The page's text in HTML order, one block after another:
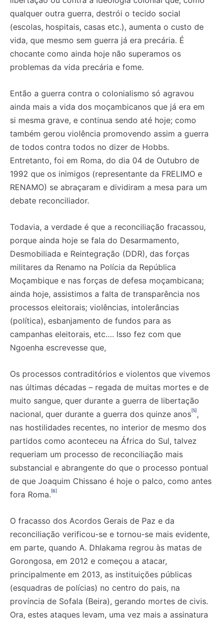
qualquer outra guerra, destrói o tecido social
(escolas, hospitais, casas etc.), aumenta o custo de
vida, que mesmo sem guerra já era precária. É
chocante como ainda hoje não superamos os
problemas da vida precária e fome.
Então a guerra contra o colonialismo só agravou
ainda mais a vida dos moçambicanos que já era em
si mesma grave, e continua sendo até hoje; como
também gerou violência promovendo assim a guerra
de todos contra todos no dizer de Hobbs.
Entretanto, foi em Roma, do dia 04 de Outubro de
1992 que os inimigos (representante da FRELIMO e
RENAMO) se abraçaram e dividiram a mesa para um
debate reconciliador.
Todavia, a verdade é que a reconciliação fracassou,
porque ainda hoje se fala do Desarmamento,
Desmobiliada e Reintegração (DDR), das forças
militares da Renamo na Polícia da República
Moçambique e nas forças de defesa moçambicana;
ainda hoje, assistimos a falta de transparência nos
processos eleitorais; violências, intolerâncias
(política), esbanjamento de fundos para as
campanhas eleitorais, etc…. Isso fez com que
Ngoenha escrevesse que,
Os processos contraditórios e violentos que vivemos
nas últimas décadas – regada de muitas mortes e de
muito sangue, quer durante a guerra de libertação
nacional, quer durante a guerra dos quinze anos[5],
nas hostilidades recentes, no interior de mesmo dos
partidos como aconteceu na África do Sul, talvez
requeriam um processo de reconciliação mais
substancial e abrangente do que o processo pontual
de que Joaquim Chissano é hoje o palco, como antes
fora Roma.[6]
O fracasso dos Acordos Gerais de Paz e da
reconciliação verificou-se e tornou-se mais evidente,
em parte, quando A. Dhlakama regrou às matas de
Gorongosa, em 2012 e começou a atacar,
principalmente em 2013, as instituições públicas
(esquadras de polícias) no centro do pais, na
província de Sofala (Beira), gerando mortes de civis.
Ora, estes ataques levam, uma vez mais a assinatura